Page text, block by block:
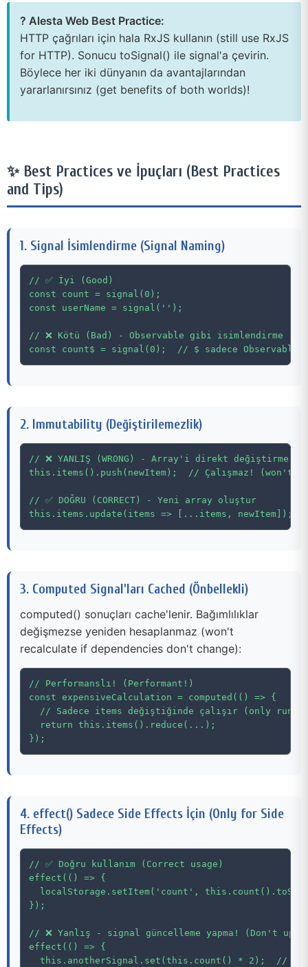
? Alesta Web Best Practice:
HTTP çağrıları için hala RxJS kullanın (still use RxJS
for HTTP). Sonucu toSignal() ile signal'a çevirin.
Böylece her iki dünyanın da avantajlarından
yararlanırsınız (get benefits of both worlds)!
✨ Best Practices ve İpuçları (Best Practices
and Tips)
1. Signal İsimlendirme (Signal Naming)
// ✅ İyi (Good)
const count = signal(0);
const userName = signal('');
// ❌ Kötü (Bad) - Observable gibi isimlendirme
const count$ = signal(0);  // $ sadece Observable
2. Immutability (Değiştirilemezlik)
// ❌ YANLIŞ (WRONG) - Array'i direkt değiştirme
this.items().push(newItem);  // Çalışmaz! (won't
// ✅ DOĞRU (CORRECT) - Yeni array oluştur
this.items.update(items => [...items, newItem]);
3. Computed Signal'ları Cached (Önbellekli)
computed() sonuçları cache'lenir. Bağımlılıklar
değişmezse yeniden hesaplanmaz (won't
recalculate if dependencies don't change):
// Performanslı! (Performant!)
const expensiveCalculation = computed(() => {
// Sadece items değiştiğinde çalışır (only runs
  return this.items().reduce(...);
});
4. effect() Sadece Side Effects İçin (Only for Side
Effects)
// ✅ Doğru kullanım (Correct usage)
effect(() => {
localStorage.setItem('count',
});
// ❌ Yanlış - signal güncelleme yapma! (Don't
effect(() => {
this.anotherSignal.set(this.count() * 2);  //